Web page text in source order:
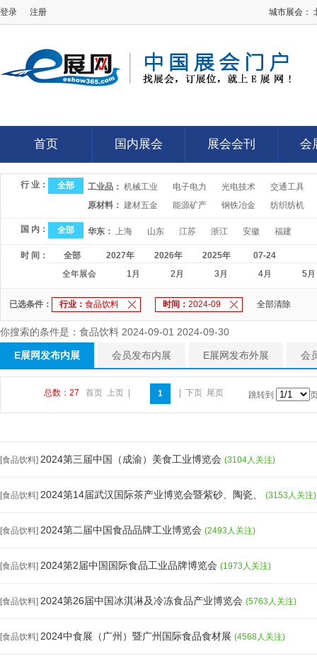
登录 注册 城市展会：
首页
首页
国内展会
国内展会
展会会刊
展会会刊
会
会
行 业： 全部 工业品： 机械工业 电子电力 光电技术
交通工具
原材料： 建材五金 能源矿产 钢铁冶金 纺织纺机
国 内： 全部 华东： 上海 山东 江苏 浙江 安徽 福建
时 间： 全部 2027年 2026年 2025年
07-24
全年展会
1月 2月 3月 4月 5月
已选条件： 行业： 食品饮料 时间： 2024-09 全部清除
你搜索的条件是：食品饮料 2024-09-01 2024-09-30
E展网发布内展 会员发布内展 E展网发布外展 会
总数：27 首页 上页 1 下页 尾页 跳转到
[食品饮料] 2024第三届中国（成渝）美食工业博览会 (3104人关注)
[食品饮料] 2024第14届武汉国际茶产业博览会暨紫砂、陶瓷、 (3153人关注)
[食品饮料] 2024第二届中国食品品牌工业博览会 (2493人关注)
[食品饮料] 2024第2届中国国际食品工业品牌博览会 (1973人关注)
[食品饮料] 2024第26届中国冰淇淋及冷冻食品产业博览会 (5763人关注)
[食品饮料] 2024中食展（广州）暨广州国际食品食材展 (4568人关注)